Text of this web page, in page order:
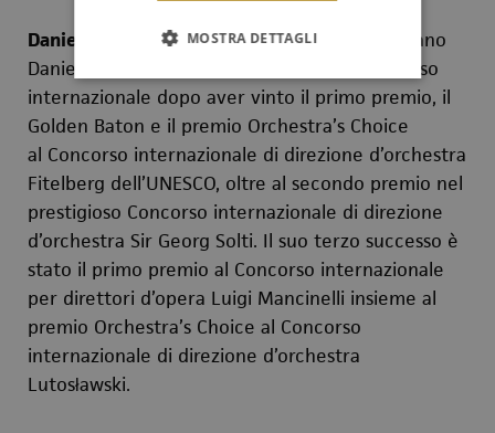
Daniel Smith.
Il direttore d’orchestra australiano
Daniel Smith ha ottenuto rapidamente il plauso
internazionale dopo aver vinto il primo premio, il
Golden Baton e il premio Orchestra’s Choice
al Concorso internazionale di direzione d’orchestra
Fitelberg dell’UNESCO, oltre al secondo premio nel
prestigioso Concorso internazionale di direzione
d’orchestra Sir Georg Solti. Il suo terzo successo è
stato il primo premio al Concorso internazionale
per direttori d’opera Luigi Mancinelli insieme al
premio Orchestra’s Choice al Concorso
internazionale di direzione d’orchestra
Lutosławski.
MOSTRA DETTAGLI